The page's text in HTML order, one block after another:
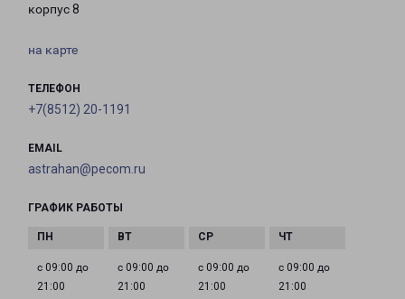
корпус 8
на карте
ТЕЛЕФОН
+7(8512) 20-1191
EMAIL
astrahan@pecom.ru
ГРАФИК РАБОТЫ
с 09:00 до
21:00
с 09:00 до
21:00
с 09:00 до
21:00
с 09:00 до
21:00